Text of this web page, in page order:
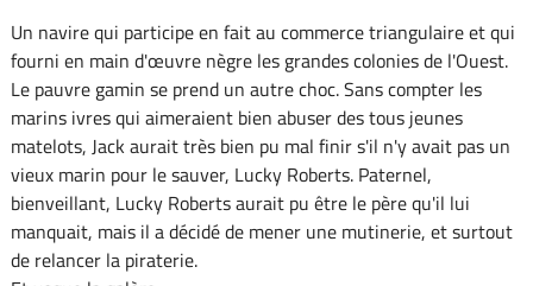
Un navire qui participe en fait au commerce triangulaire et qui
fourni en main d'œuvre nègre les grandes colonies de l'Ouest.
Le pauvre gamin se prend un autre choc. Sans compter les
marins ivres qui aimeraient bien abuser des tous jeunes
matelots, Jack aurait très bien pu mal finir s'il n'y avait pas un
vieux marin pour le sauver, Lucky Roberts. Paternel,
bienveillant, Lucky Roberts aurait pu être le père qu'il lui
manquait, mais il a décidé de mener une mutinerie, et surtout
de relancer la piraterie.